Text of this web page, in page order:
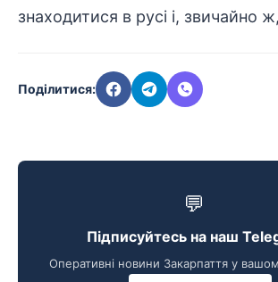
знаходитися в русі і, звичайно
Поділитися:
💬
Підписуйтесь на наш
Оперативні новини Закарпаття у